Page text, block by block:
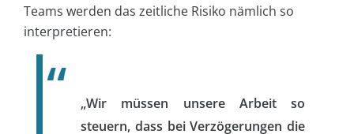
Teams werden das zeitliche Risiko nämlich so
interpretieren:
„Wir müssen unsere Arbeit so
steuern, dass bei Verzögerungen die